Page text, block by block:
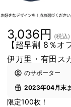
・有田焼
うか。
ーフやエコ
に寄り添
3,036円 (税込)
【超早割 8％
伊万里・有田ス
のサポーター
2023年04月末
限定100枚！